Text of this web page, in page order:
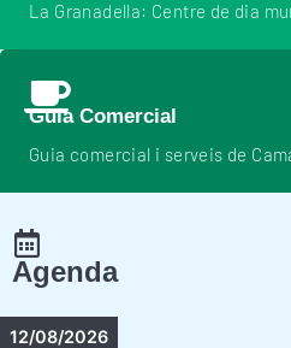
La Granadella: Centre de dia
Guia Comercial
Guia comercial i serveis de
Agenda
12/08/2026